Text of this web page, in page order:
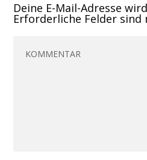
Deine E-Mail-Adresse
Erforderliche Felder